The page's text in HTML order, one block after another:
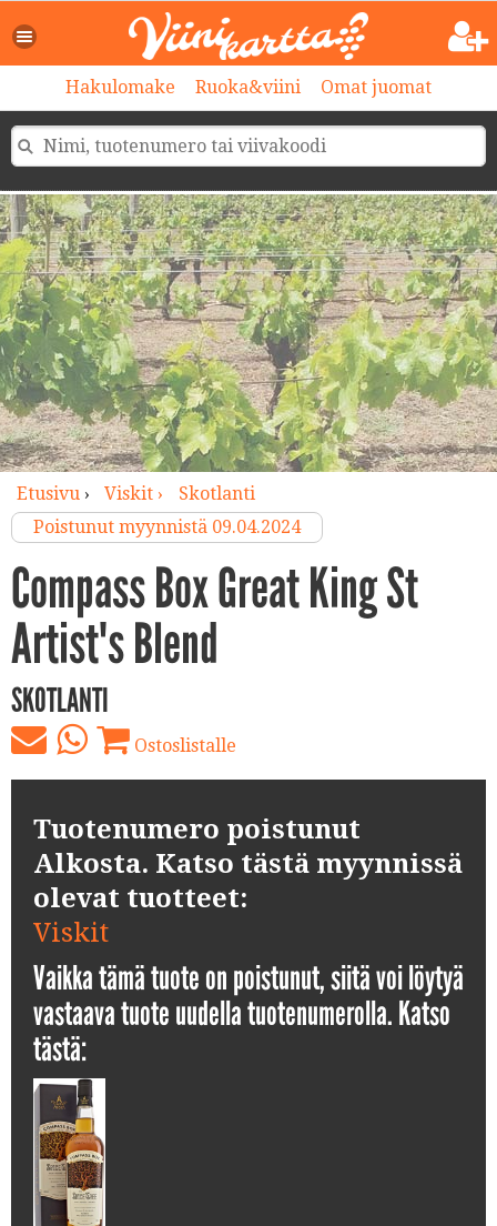
Hakulomake Ruoka&viini Omat juomat
Etusivu› Viskit ›
Skotlanti
Poistunut myynnistä 09.04.2024
Compass Box Great King St
Artist's Blend
SKOTLANTI
Ostoslistalle
Tuotenumero poistunut
Alkosta. Katso tästä myynnissä
olevat tuotteet:
Viskit
Vaikka tämä tuote on poistunut, siitä voi löytyä
vastaava tuote uudella tuotenumerolla. Katso
tästä: